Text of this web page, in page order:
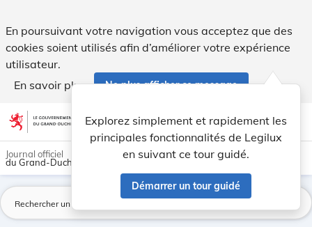
En poursuivant votre navigation vous acceptez que des
cookies soient utilisés afin d’améliorer votre expérience
utilisateur.
En savoir plus
Ne plus afficher ce message
Aller au contenu account_circle help Aide
Explorez simplement et rapidement les
principales fonctionnalités de Legilux
en suivant ce tour guidé.
Démarrer un tour guidé
light_mode dark_mode
Journal officiel
du Grand-Duché de Luxembourg